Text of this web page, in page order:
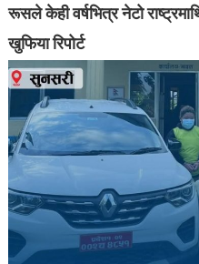
रूसले केही वर्षभित्र नेटो
खुफिया रिपोर्ट